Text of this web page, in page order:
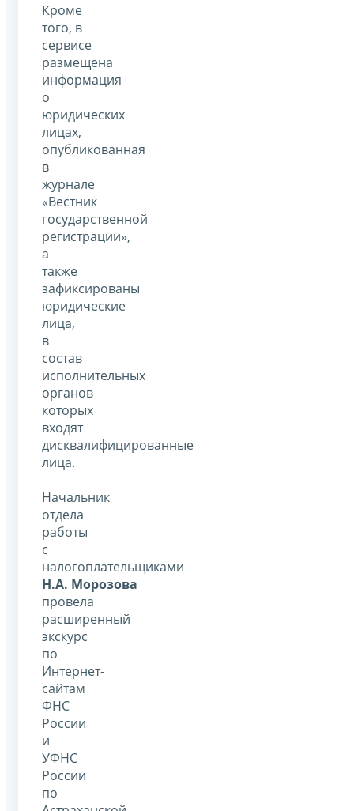
Кроме
того, в
сервисе
размещена
информация
о
юридических
лицах,
опубликованная
в
журнале
«Вестник
государственной
регистрации»,
а
также
зафиксированы
юридические
лица,
в
состав
исполнительных
органов
которых
входят
дисквалифицированные
лица.
Начальник
отдела
работы
с
налогоплательщиками
Н.А. Морозова
провела
расширенный
экскурс
по
Интернет-
сайтам
ФНС
России
и
УФНС
России
по